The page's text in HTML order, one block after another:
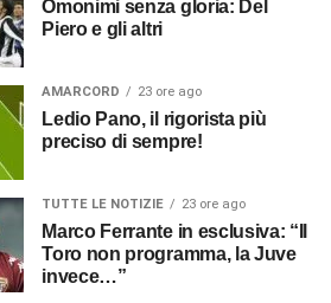
Omonimi senza gloria: Del
Piero e gli altri
AMARCORD 23 ore ago
Ledio Pano, il rigorista più
preciso di sempre!
TUTTE LE NOTIZIE 23 ore ago
Marco Ferrante in esclusiva: “Il
Toro non programma, la Juve
invece…”